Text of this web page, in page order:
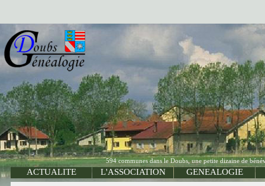
594 communes dans le Doubs, une petite dizaine de
ACTUALITE L'ASSOCIATION GENEALOGIE